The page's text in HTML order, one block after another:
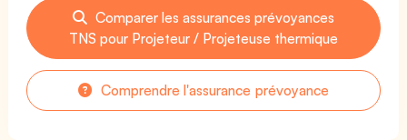
Comparer les assurances prévoyances
TNS pour Projeteur / Projeteuse thermique
Comprendre l'assurance prévoyance